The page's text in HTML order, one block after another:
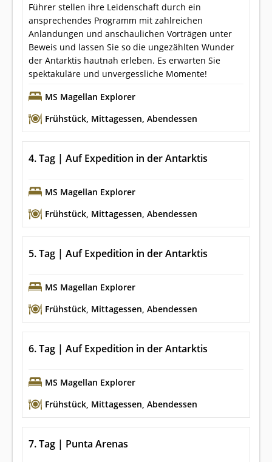
Führer stellen ihre Leidenschaft durch ein
ansprechendes Programm mit zahlreichen
Anlandungen und anschaulichen Vorträgen unter
Beweis und lassen Sie so die ungezählten Wunder
der Antarktis hautnah erleben. Es erwarten Sie
spektakuläre und unvergessliche Momente!
MS Magellan Explorer
Frühstück Mittagessen Abendessen
4. Tag | Auf Expedition in der Antarktis
MS Magellan Explorer
Frühstück Mittagessen Abendessen
5. Tag | Auf Expedition in der Antarktis
MS Magellan Explorer
Frühstück Mittagessen Abendessen
6. Tag | Auf Expedition in der Antarktis
MS Magellan Explorer
Frühstück Mittagessen Abendessen
7. Tag | Punta Arenas